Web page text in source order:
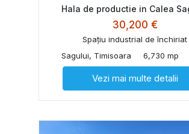
Hala de productie in Calea
30,200 €
Spațiu industrial de închiriat
Sagului, Timisoara
6,730 mp
Vezi mai multe detalii